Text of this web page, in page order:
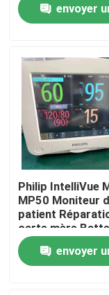
À propos de
Contrôle de la
Nous contacter
Demandez un
Pièces de
envoyer
Philip IntelliVue
MP50 Moniteur
patient
carte mère
affichage écran
clavier envoyer